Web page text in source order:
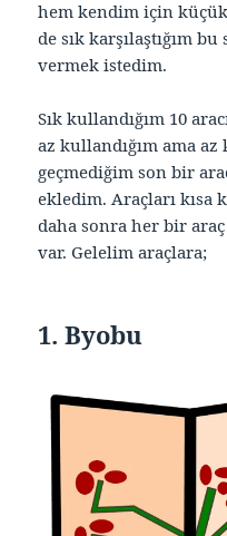
hem kendim için
de sık karşılaştığım
vermek istedim.
Sık kullandığım 10
az kullandığım ama
geçmediğim son bir
ekledim. Araçları kısa
daha sonra her bir
var. Gelelim araçlara;
1. Byobu